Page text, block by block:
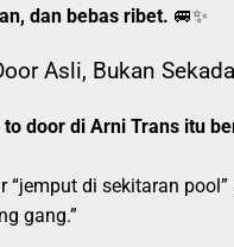
dan bebas ribet. 🚐✨
Asli, Bukan
to door di Arni Trans itu
“jemput di sekitaran pool”
gang.”